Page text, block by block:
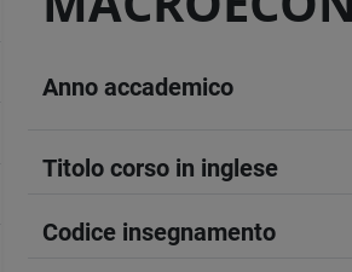
Anno accademico
Titolo corso in inglese
Codice insegnamento